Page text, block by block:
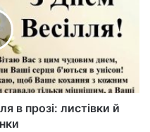
в прозі: листівки й